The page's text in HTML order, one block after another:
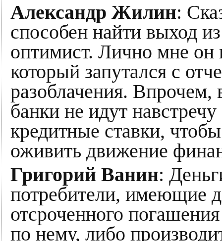
Александр Жилин:
способен найти выход
оптимист. Лично мне он
который запутался с
разоблачения.
банки не идут
кредитные ставки,
оживить движение
Григорий Ванин:
потребители, имеющие
отсроченного
по нему, либо